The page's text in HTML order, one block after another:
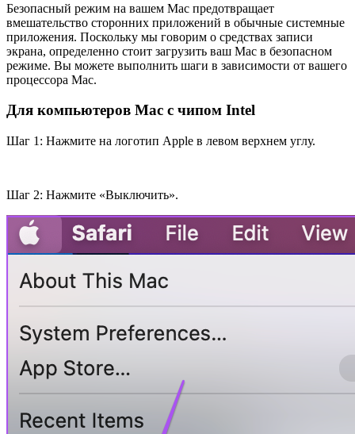
Безопасный режим на вашем Mac предотвращает
вмешательство сторонних приложений в обычные системные
приложения. Поскольку мы говорим о средствах записи
экрана, определенно стоит загрузить ваш Mac в безопасном
режиме. Вы можете выполнить шаги в зависимости от вашего
процессора Mac.
Для компьютеров Mac с чипом Intel
Шаг 1: Нажмите на логотип Apple в левом верхнем углу.
Шаг 2: Нажмите «Выключить».